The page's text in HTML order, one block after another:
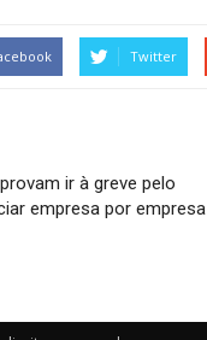
Twitter
ir à greve pelo
empresa por empresa